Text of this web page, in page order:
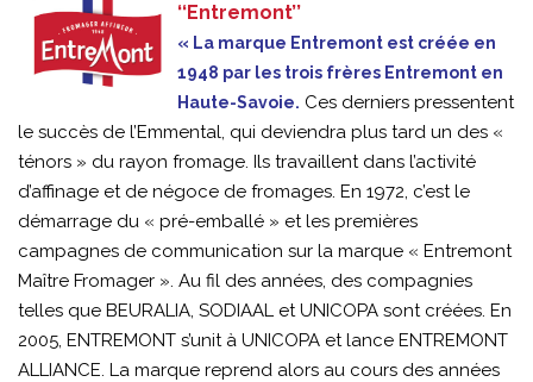
‘‘Entremont’’
« La marque Entremont est créée en
1948 par les trois frères Entremont en
Haute-Savoie. Ces derniers pressentent
le succès de l’Emmental, qui deviendra plus tard un des «
ténors » du rayon fromage. Ils travaillent dans l’activité
d’affinage et de négoce de fromages. En 1972, c’est le
démarrage du « pré-emballé » et les premières
campagnes de communication sur la marque « Entremont
Maître Fromager ». Au fil des années, des compagnies
telles que BEURALIA, SODIAAL et UNICOPA sont créées. En
2005, ENTREMONT s’unit à UNICOPA et lance ENTREMONT
ALLIANCE. La marque reprend alors au cours des années